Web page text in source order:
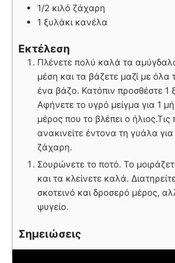
1/2 κιλό ζάχαρη
1 ξυλάκι κανέλα
Εκτέλεση
Πλένετε πολύ καλά τα
μέση και τα βάζετε μαζί με όλα
ένα βάζο. Κατόπιν προσθέστε 1
Αφήνετε το υγρό μείγμα για 1
μέρος που το βλέπει ο
ανακινείτε έντονα τη γυάλα για
ζάχαρη.
Σουρώνετε το ποτό. Το
και τα κλείνετε καλά.
σκοτεινό και δροσερό μέρος,
ψυγείο.
Σημειώσεις